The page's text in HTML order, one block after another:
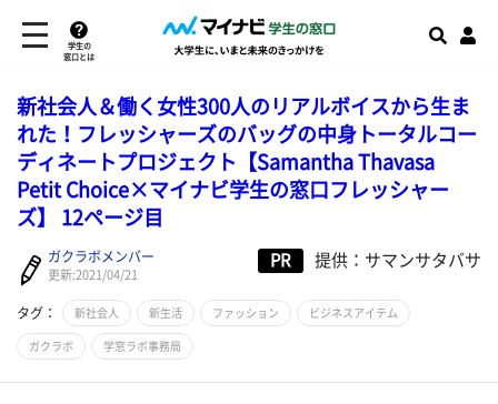
学生の
窓口とは
新社会人＆働く女性300人のリアルボイスから生ま
れた！フレッシャーズのバッグの中身トータルコー
ディネートプロジェクト【Samantha Thavasa
Petit Choice×マイナビ学生の窓口フレッシャー
ズ】 12ページ目
ガクラボメンバー
更新:2021/04/21
PR 提供：サマンサタバサ
タグ： 新社会人 新生活 ファッション ビジネスアイテム
ガクラボ 学窓ラボ事務局